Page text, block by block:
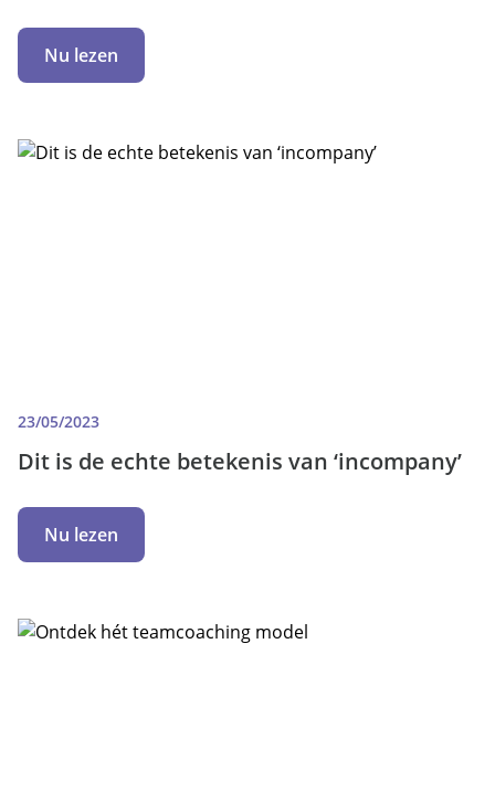
Nu lezen
23/05/2023
Dit is de echte betekenis van ‘incompany’
Nu lezen